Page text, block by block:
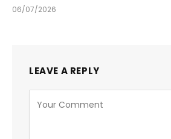
06/07/2026
LEAVE A REPLY